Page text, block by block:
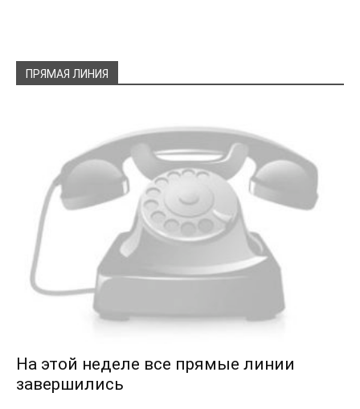
ПРЯМАЯ ЛИНИЯ
На этой неделе все прямые линии
завершились